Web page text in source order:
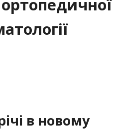
в новому